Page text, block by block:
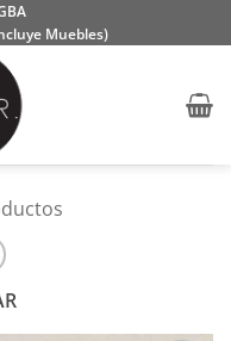
Muebles)